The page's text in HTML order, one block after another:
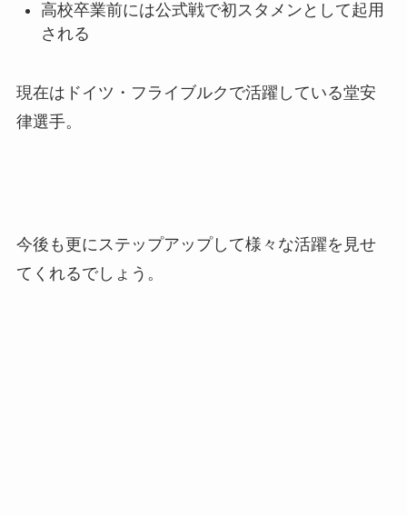
高校卒業前には公式戦で初スタメンとして起用
される
現在はドイツ・フライブルクで活躍している堂安
律選手。
今後も更にステップアップして様々な活躍を見せ
てくれるでしょう。